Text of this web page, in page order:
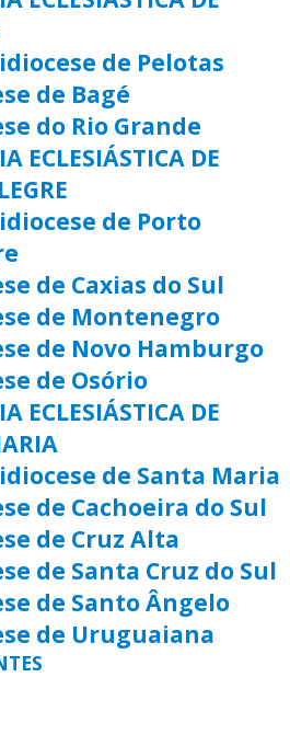
de Pelotas
de Bagé
do Rio Grande
ECLESIÁSTICA DE
de Porto
de Caxias do Sul
de Montenegro
de Novo Hamburgo
de Osório
ECLESIÁSTICA DE
de Santa Maria
de Cachoeira do Sul
de Cruz Alta
de Santa Cruz do Sul
de Santo Ângelo
de Uruguaiana